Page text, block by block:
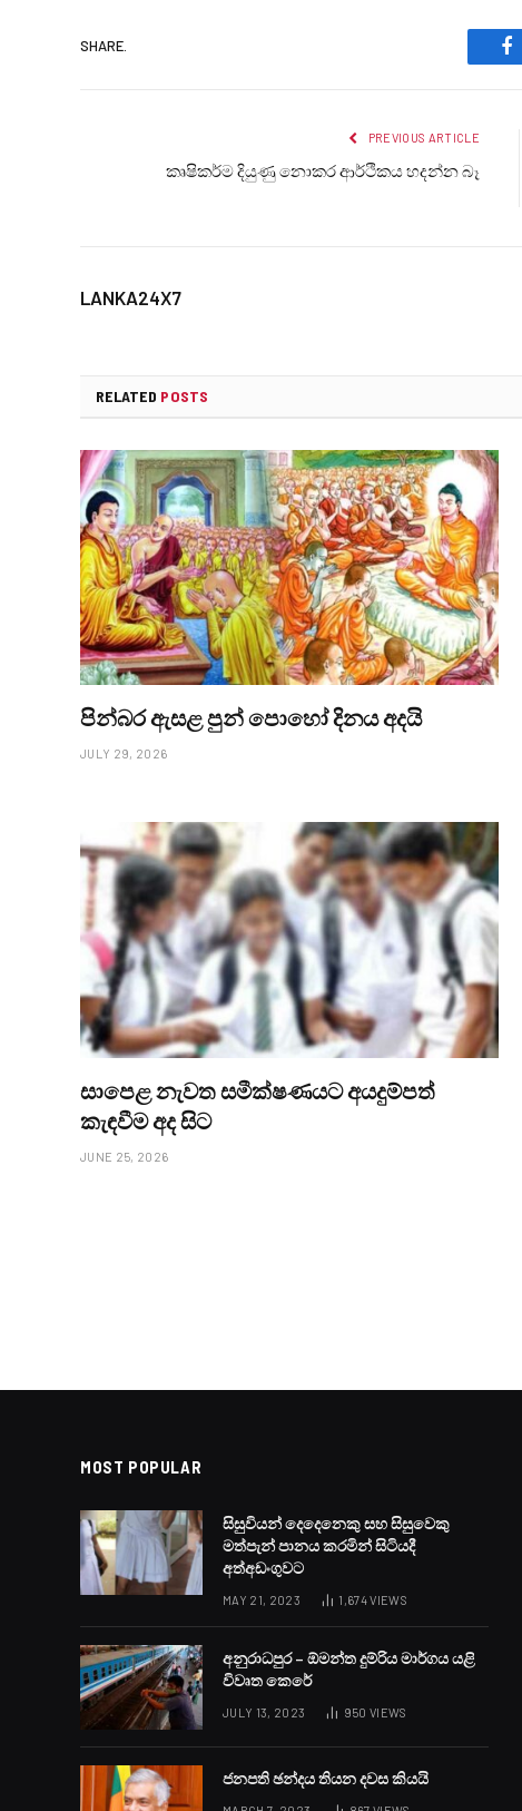
SHARE.
PREVIOUS ARTICLE
කෘෂිකර්ම දියුණු නොකර ආර්ථිකය හදන්න බෑ
LANKA24X7
RELATED POSTS
පින්බර ඇසළ පුන් පොහෝ දිනය අදයි
JULY 29, 2026
සාපෙළ නැවත සමීක්ෂණයට අයදුම්පත්
කැඳවීම අද සිට
JUNE 25, 2026
MOST POPULAR
සිසුවියන් දෙදෙනෙකු සහ සිසුවෙකු
මත්පැන් පානය කරමින් සිටියදී
අත්අඩංගුවට
MAY 21, 2023 1,674VIEWS
අනුරාධපුර – ඕමන්ත දුම්රිය මාර්ගය යළි
විවෘත කෙරේ
JULY 13, 2023 950 VIEWS
ජනපති ඡන්දය තියන දවස කියයි